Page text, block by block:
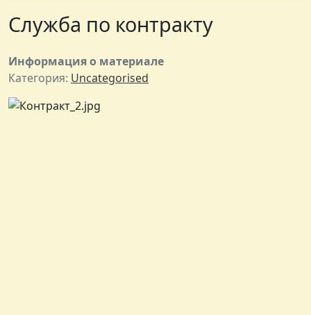
Служба по контракту
Информация о материале
Категория: Uncategorised